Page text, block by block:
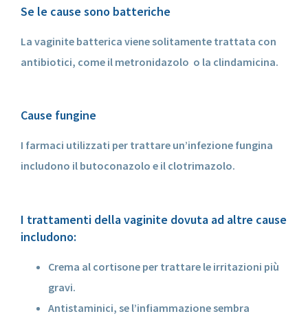
Se le cause sono batteriche
La vaginite batterica viene solitamente trattata con
antibiotici, come il metronidazolo o la clindamicina.
Cause fungine
I farmaci utilizzati per trattare un’infezione fungina
includono il butoconazolo e il clotrimazolo.
I trattamenti della vaginite dovuta ad altre cause
includono:
Crema al cortisone per trattare le irritazioni più
gravi.
Antistaminici, se l’infiammazione sembra